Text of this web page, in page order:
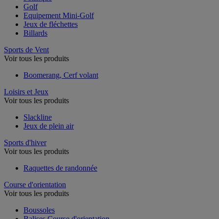
Golf
Equipement Mini-Golf
Jeux de fléchettes
Billards
Sports de Vent
Voir tous les produits
Boomerang, Cerf volant
Loisirs et Jeux
Voir tous les produits
Slackline
Jeux de plein air
Sports d'hiver
Voir tous les produits
Raquettes de randonnée
Course d'orientation
Voir tous les produits
Boussoles